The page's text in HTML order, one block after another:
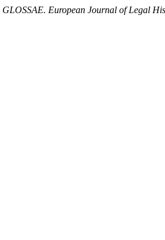
GLOSSAE. European Journal of Legal